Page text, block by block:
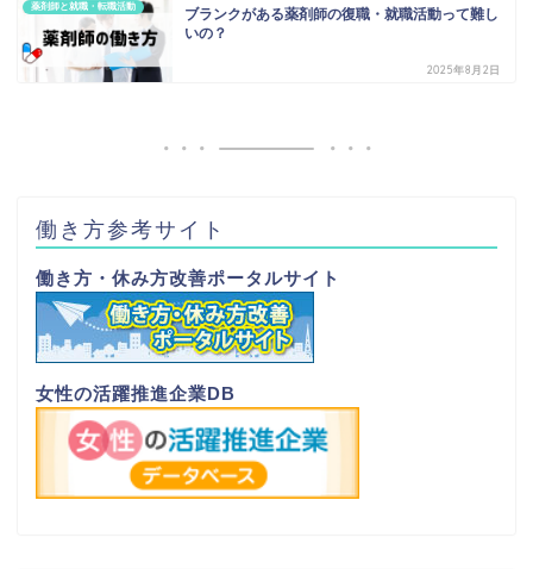
薬剤師と就職・転職活動
ブランクがある薬剤師の復職・就職活動って難し
いの？
2025年8月2日
働き方参考サイト
働き方・休み方改善ポータルサイト
女性の活躍推進企業DB